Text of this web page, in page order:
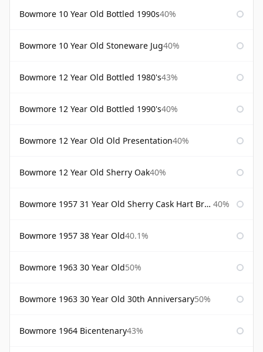
Bowmore 10 Year Old Bottled 1990s40%
Bowmore 10 Year Old Stoneware Jug40%
Bowmore 12 Year Old Bottled 1980's43%
Bowmore 12 Year Old Bottled 1990's40%
Bowmore 12 Year Old Old Presentation40%
Bowmore 12 Year Old Sherry Oak40%
Bowmore 1957 31 Year Old Sherry Cask Hart Brothers 40%
Bowmore 1957 38 Year Old40.1%
Bowmore 1963 30 Year Old50%
Bowmore 1963 30 Year Old 30th Anniversary50%
Bowmore 1964 Bicentenary43%